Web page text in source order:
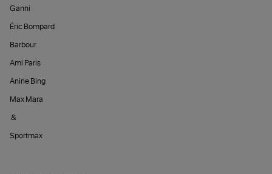
Ganni
Éric Bompard
Barbour
Ami Paris
Anine Bing
Max Mara
&
Sportmax